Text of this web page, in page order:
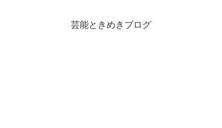
芸能ときめきブログ